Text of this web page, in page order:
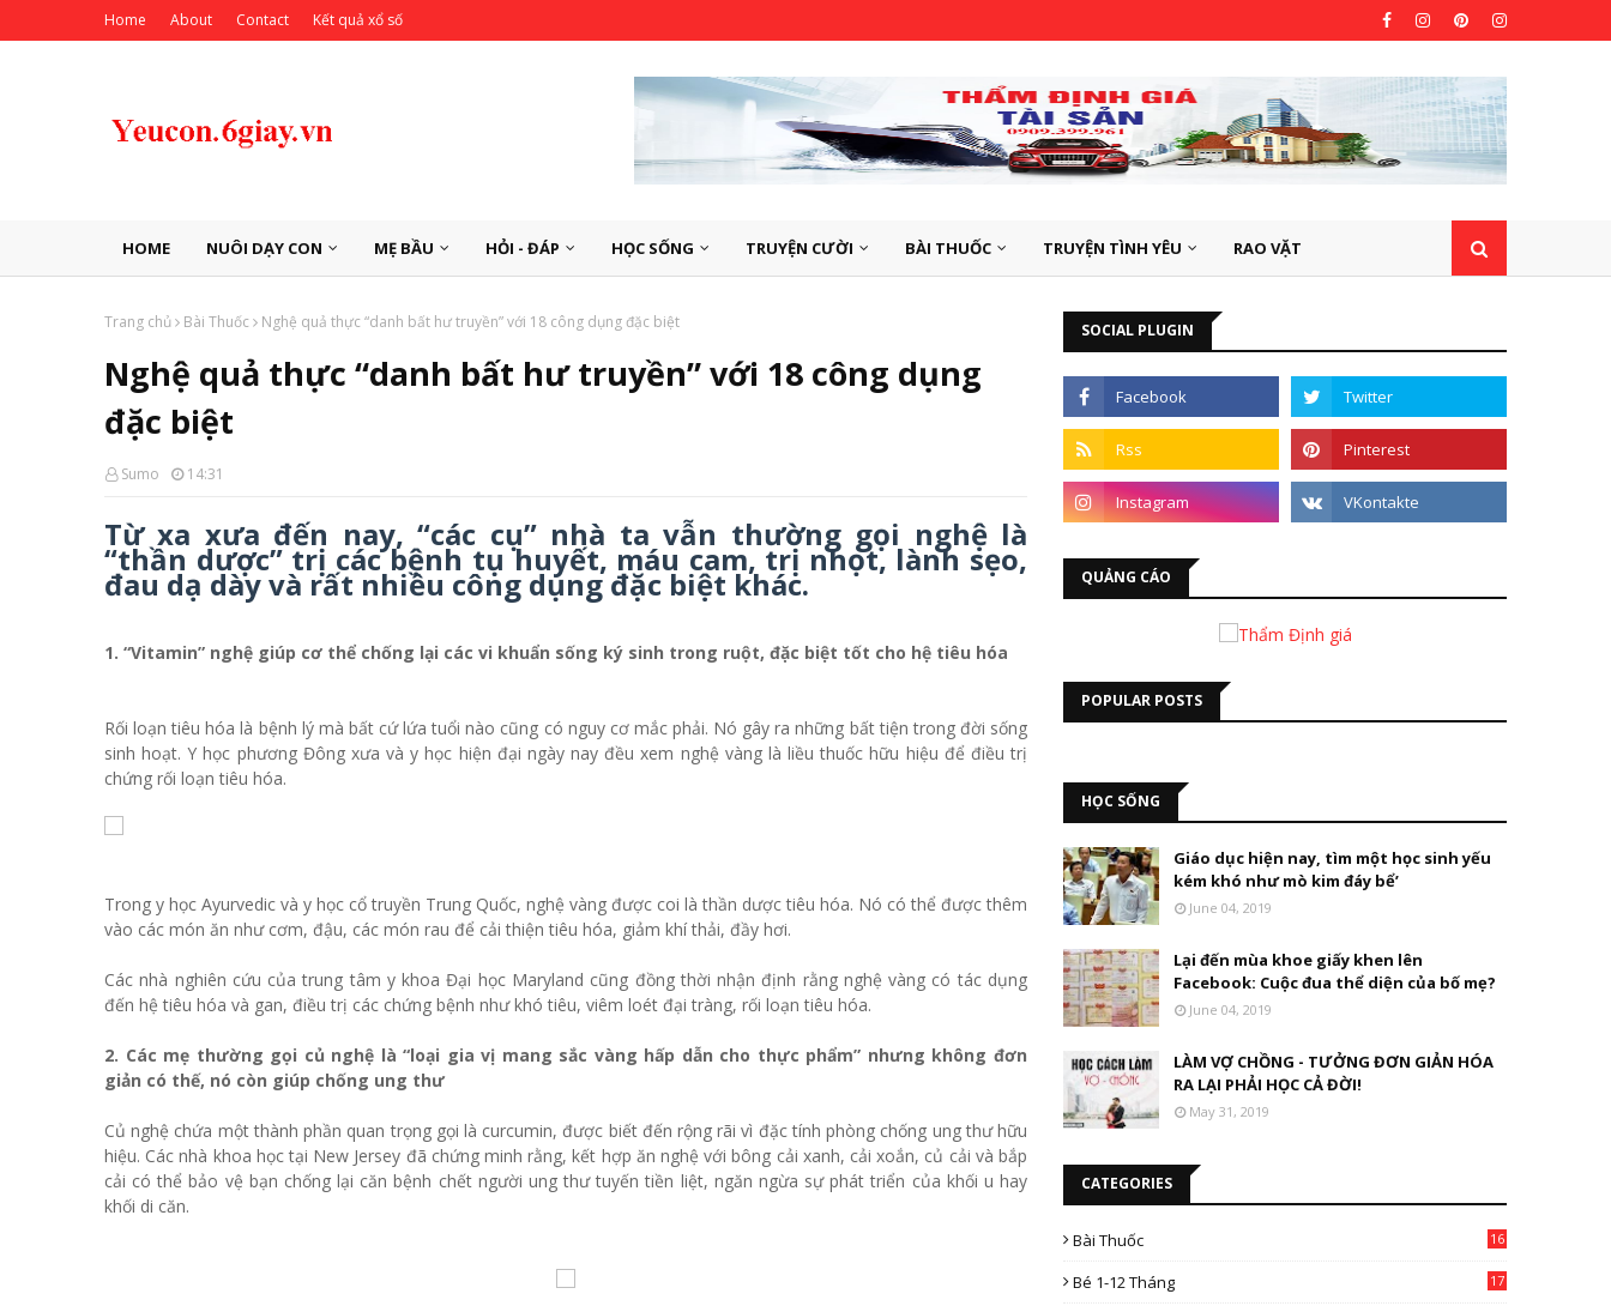
Home About Contact Kết quả xổ số
HOME NUÔI DẠY CON MẸ BẦU HỎI - ĐÁP HỌC SỐNG TRUYỆN CƯỜI BÀI THUỐC TRUYỆN TÌNH YÊU RAO VẶT
Trang chủ Bài Thuốc Nghệ quả thực “danh bất hư truyền” với 18 công dụng đặc biệt
Nghệ quả thực “danh bất hư truyền” với 18 công dụng
đặc biệt
Sumo 14:31
Từ xa xưa đến nay, “các cụ” nhà ta vẫn thường gọi nghệ là
“thần dược” trị các bệnh tụ huyết, máu cam, trị nhọt, lành sẹo,
đau dạ dày và rất nhiều công dụng đặc biệt khác.
1. “Vitamin” nghệ giúp cơ thể chống lại các vi khuẩn sống ký sinh trong ruột, đặc biệt tốt cho hệ tiêu hóa
Rối loạn tiêu hóa là bệnh lý mà bất cứ lứa tuổi nào cũng có nguy cơ mắc phải. Nó gây ra những bất tiện trong đời sống
sinh hoạt. Y học phương Đông xưa và y học hiện đại ngày nay đều xem nghệ vàng là liều thuốc hữu hiệu để điều trị
chứng rối loạn tiêu hóa.
Trong y học Ayurvedic và y học cổ truyền Trung Quốc, nghệ vàng được coi là thần dược tiêu hóa. Nó có thể được thêm
vào các món ăn như cơm, đậu, các món rau để cải thiện tiêu hóa, giảm khí thải, đầy hơi.
Các nhà nghiên cứu của trung tâm y khoa Đại học Maryland cũng đồng thời nhận định rằng nghệ vàng có tác dụng
đến hệ tiêu hóa và gan, điều trị các chứng bệnh như khó tiêu, viêm loét đại tràng, rối loạn tiêu hóa.
2. Các mẹ thường gọi củ nghệ là “loại gia vị mang sắc vàng hấp dẫn cho thực phẩm” nhưng không đơn
giản có thế, nó còn giúp chống ung thư
Củ nghệ chứa một thành phần quan trọng gọi là curcumin, được biết đến rộng rãi vì đặc tính phòng chống ung thư hữu
hiệu. Các nhà khoa học tại New Jersey đã chứng minh rằng, kết hợp ăn nghệ với bông cải xanh, cải xoắn, củ cải và bắp
cải có thể bảo vệ bạn chống lại căn bệnh chết người ung thư tuyến tiền liệt, ngăn ngừa sự phát triển của khối u hay
khối di căn.
SOCIAL PLUGIN
QUẢNG CÁO
POPULAR POSTS
HỌC SỐNG
Giáo dục hiện nay, tìm một học sinh yếu
kém khó như mò kim đáy bể’
June 04, 2019
Lại đến mùa khoe giấy khen lên
Facebook: Cuộc đua thể diện của bố mẹ?
June 04, 2019
LÀM VỢ CHỒNG - TƯỞNG ĐƠN GIẢN HÓA
RA LẠI PHẢI HỌC CẢ ĐỜI!
May 31, 2019
CATEGORIES
Bài Thuốc
16
Bé 1-12 Tháng 17